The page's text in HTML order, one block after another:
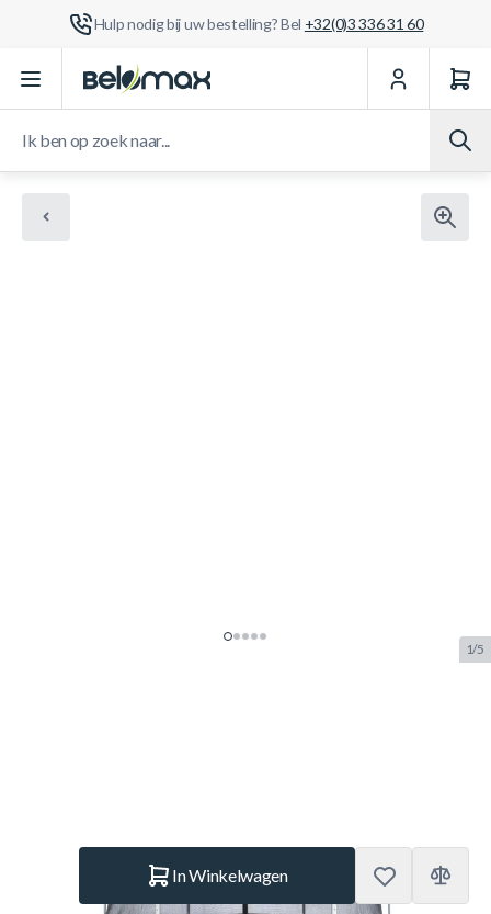
Hulp nodig bij uw bestelling? Bel +32(0)3 336 31 60
Ga naar de inhoud
1/5
In Winkelwagen